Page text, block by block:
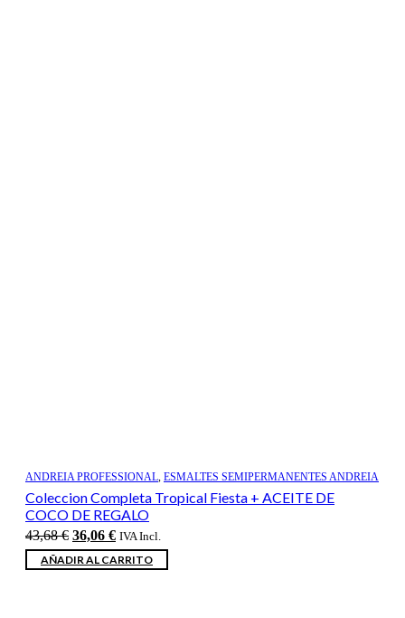
ANDREIA PROFESSIONAL, ESMALTES SEMIPERMANENTES ANDREIA
Coleccion Completa Tropical Fiesta + ACEITE DE
COCO DE REGALO
43,68€ El
precio
original
36,06 €El
precio
actual
IVA Incl.
AÑADIR AL CARRITO